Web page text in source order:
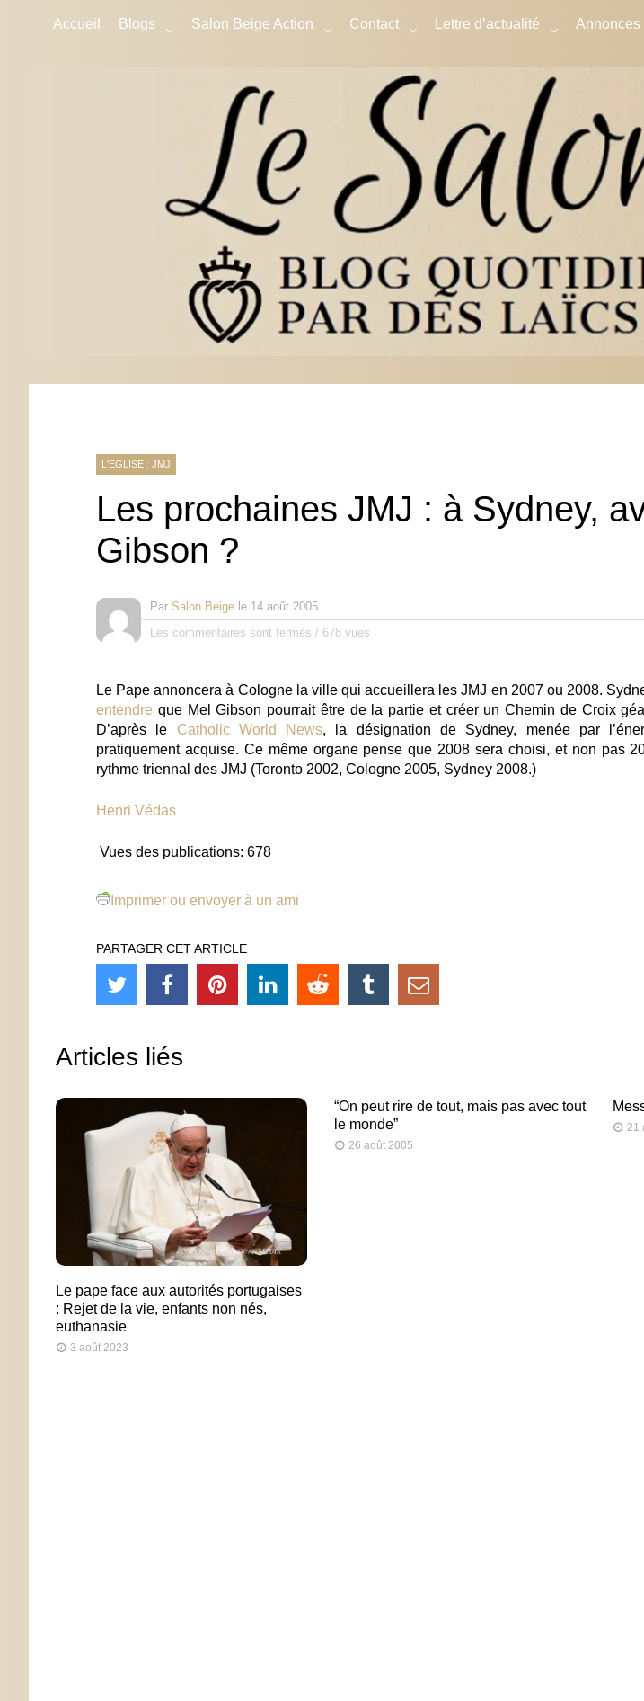
Accueil Blogs Salon Beige Action Contact Lettre d’actualité Annonces
L'EGLISE : JMJ
Les prochaines JMJ : à Sydney,
Gibson ?
Par Salon Beige le 14 août 2005
Les commentaires sont fermés / 678 vues
Le Pape annoncera à Cologne la ville qui accueillera les JMJ en 2007 ou 2008.
entendre que Mel Gibson pourrait être de la partie et créer un Chemin de Croix
D’après le Catholic World News, la désignation de Sydney, menée par
pratiquement acquise. Ce même organe pense que 2008 sera choisi, et non pas
rythme triennal des JMJ (Toronto 2002, Cologne 2005, Sydney 2008.)
Henri Védas
Vues des publications: 678
Imprimer ou envoyer à un ami
PARTAGER CET ARTICLE
Articles liés
Le pape face aux autorités portugaises
: Rejet de la vie, enfants non nés,
euthanasie
3 août 2023
“On peut rire de tout, mais pas avec tout
le monde”
26 août 2005
21